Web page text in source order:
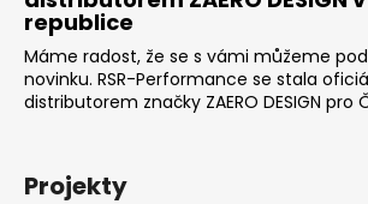
republice
Máme radost, že se s vámi můžeme
novinku. RSR-Performance se stala
distributorem značky ZAERO DESIGN pro
Projekty